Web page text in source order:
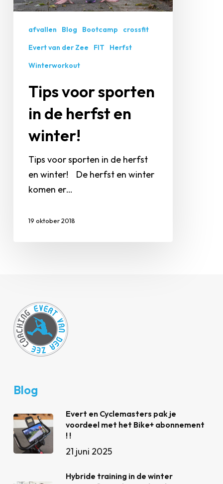
afvallen Blog Bootcamp
crossfit
Evert van der Zee
FIT
Herfst
Winterworkout
Tips voor sporten
in de herfst en
winter!
Tips voor sporten in de herfst
en winter! De herfst en winter
komen er…
19 oktober 2018
Blog
Evert en Cyclemasters pak je
voordeel met het Bike+ abonnement
! !
21 juni 2025
Hybride training in de winter